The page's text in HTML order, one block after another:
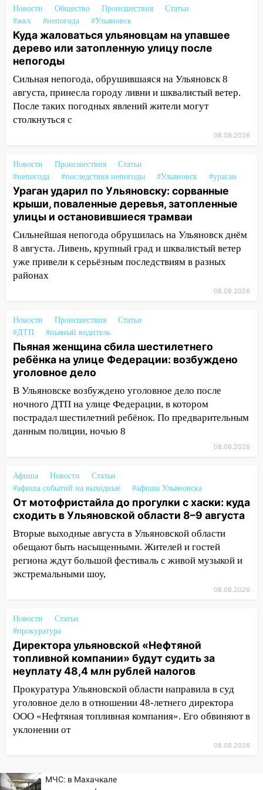
пытаются расчистить ливнёвки, не
дождавшись коммунальщиков
14:16 Шторм продолжает ломать город:
на улице Любови Шевцовой рухнул
светофор
14:14 Студента из Ульяновска обманули
мошенники под видом преподавателя
14:12 Куда жаловаться ульяновцам на
упавшее дерево или затопленную улицу
13:59
В Новом городе ураганным
ветром сорвало опалубку со
строящегося дома
13:54 В мэрии Ульяновска рассказали,
как устраняют последствия мощного
шторма
13:49 Стихия продолжает крушить
Ульяновск: дерево рухнуло на дом на
13:47
На Нижней Террасе мощным
ветром вырвало дерево с корнем
13:46 Сильный ветер сорвал крышу с
СТО на проспекте Созидателей
13:35
Непогода продолжает бить по
транспорту: в Ульяновске трамвай
сошёл с рельсов
13:22 Упавшие деревья перекрыли
закончится сегодня: сильные ливни
сохранятся 9 августа
13:15 Трижды «брал в долг» без спроса:
житель Вешкаймского района похитил у
знакомого 191 тысячу рублей
13:14 Ураган оторвал светофор на
проспекте Филатова в Ульяновске
на электрощит
13:10 В Заволжском районе дерево
упало во дворе
13:08
Ураган ударил по Ульяновску:
сорванные крыши, поваленные деревья,
затопленные улицы и остановившиеся
трамваи
Ульяновск накрыл крупный град:
Новости Общество Происшествия
Статьи
#жкх
#непогода #Ульяновск
Куда жаловаться ульяновцам на упавшее
дерево или затопленную улицу после
непогоды
Сильная непогода, обрушившаяся на Ульяновск 8
августа, принесла городу ливни и шквалистый ветер.
После таких погодных явлений жители могут
столкнуться с
08.08.2026
Новости Происшествия
Статьи
#непогода
#последствия непогоды #Ульяновск #ураган
Ураган ударил по Ульяновску: сорванные
крыши, поваленные деревья, затопленные
улицы и остановившиеся трамваи
Сильнейшая непогода обрушилась на Ульяновск днём
8 августа. Ливень, крупный град и шквалистый ветер
уже привели к серьёзным последствиям в разных
районах
08.08.2026
Новости Происшествия
Статьи
#ДТП
#пьяный водитель
Пьяная женщина сбила шестилетнего
ребёнка на улице Федерации: возбуждено
уголовное дело
В Ульяновске возбуждено уголовное дело после
ночного ДТП на улице Федерации, в котором
пострадал шестилетний ребёнок. По предварительным
данным полиции, ночью 8
08.08.2026
Афиша Новости
Статьи
#афиша событий на выходные
#афиша Ульяновска
От мотофристайла до прогулки с хаски: куда
сходить в Ульяновской области 8–9 августа
Вторые выходные августа в Ульяновской области
обещают быть насыщенными. Жителей и гостей
региона ждут большой фестиваль с живой музыкой и
экстремальными шоу,
08.08.2026
Новости
Статьи
#прокуратура
Директора ульяновской «Нефтяной
топливной компании» будут судить за
неуплату 48,4 млн рублей налогов
Прокуратура Ульяновской области направила в суд
уголовное дело в отношении 48-летнего директора
ООО «Нефтяная топливная компания». Его обвиняют в
уклонении от
08.08.2026
МЧС: в Махачкале